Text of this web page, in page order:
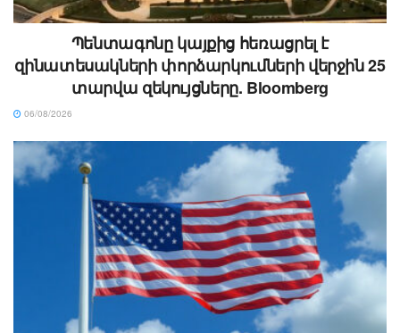
Պենտագոնը կայքից հեռացրել է
զինատեսակների փորձարկումների վերջին 25
տարվա զեկույցները. Bloomberg
06/08/2026